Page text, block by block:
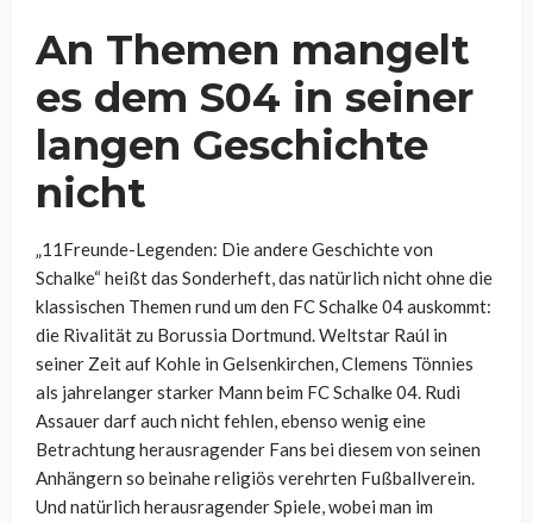
An Themen mangelt
es dem S04 in seiner
langen Geschichte
nicht
„11Freunde-Legenden: Die andere Geschichte von
Schalke“ heißt das Sonderheft, das natürlich nicht ohne die
klassischen Themen rund um den FC Schalke 04 auskommt:
die Rivalität zu Borussia Dortmund. Weltstar Raúl in
seiner Zeit auf Kohle in Gelsenkirchen, Clemens Tönnies
als jahrelanger starker Mann beim FC Schalke 04. Rudi
Assauer darf auch nicht fehlen, ebenso wenig eine
Betrachtung herausragender Fans bei diesem von seinen
Anhängern so beinahe religiös verehrten Fußballverein.
Und natürlich herausragender Spiele, wobei man im